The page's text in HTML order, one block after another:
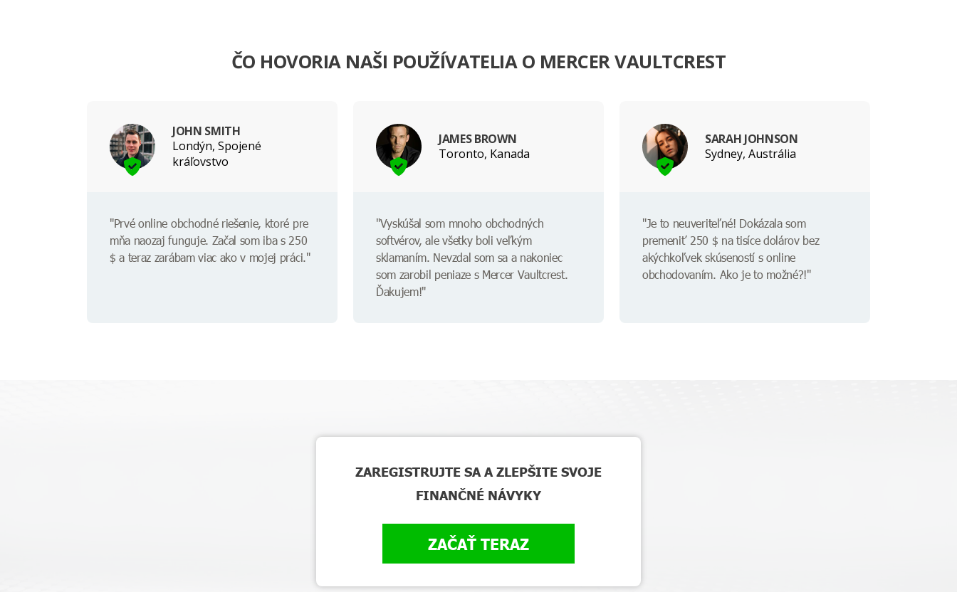
ČO HOVORIA NAŠI POUŽÍVATELIA O MERCER VAULTCREST
JOHN SMITH
Londýn, Spojené
kráľovstvo
"Prvé online obchodné riešenie, ktoré pre
mňa naozaj funguje. Začal som iba s 250
$ a teraz zarábam viac ako v mojej práci."
JAMES BROWN
Toronto, Kanada
"Vyskúšal som mnoho obchodných
softvérov, ale všetky boli veľkým
sklamaním. Nevzdal som sa a nakoniec
som zarobil peniaze s Mercer Vaultcrest.
Ďakujem!"
SARAH JOHNSON
Sydney, Austrália
"Je to neuveriteľné! Dokázala som
premeniť 250 $ na tisíce dolárov bez
akýchkoľvek skúseností s online
obchodovaním. Ako je to možné?!"
ZAREGISTRUJTE SA A ZLEPŠITE SVOJE
FINANČNÉ NÁVYKY
ZAČAŤ TERAZ